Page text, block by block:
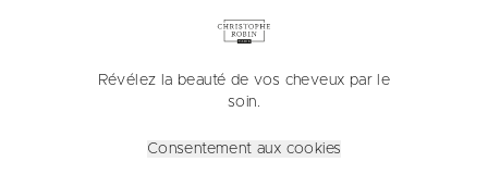
Révélez la beauté de vos cheveux par le
soin.
Consentement aux cookies